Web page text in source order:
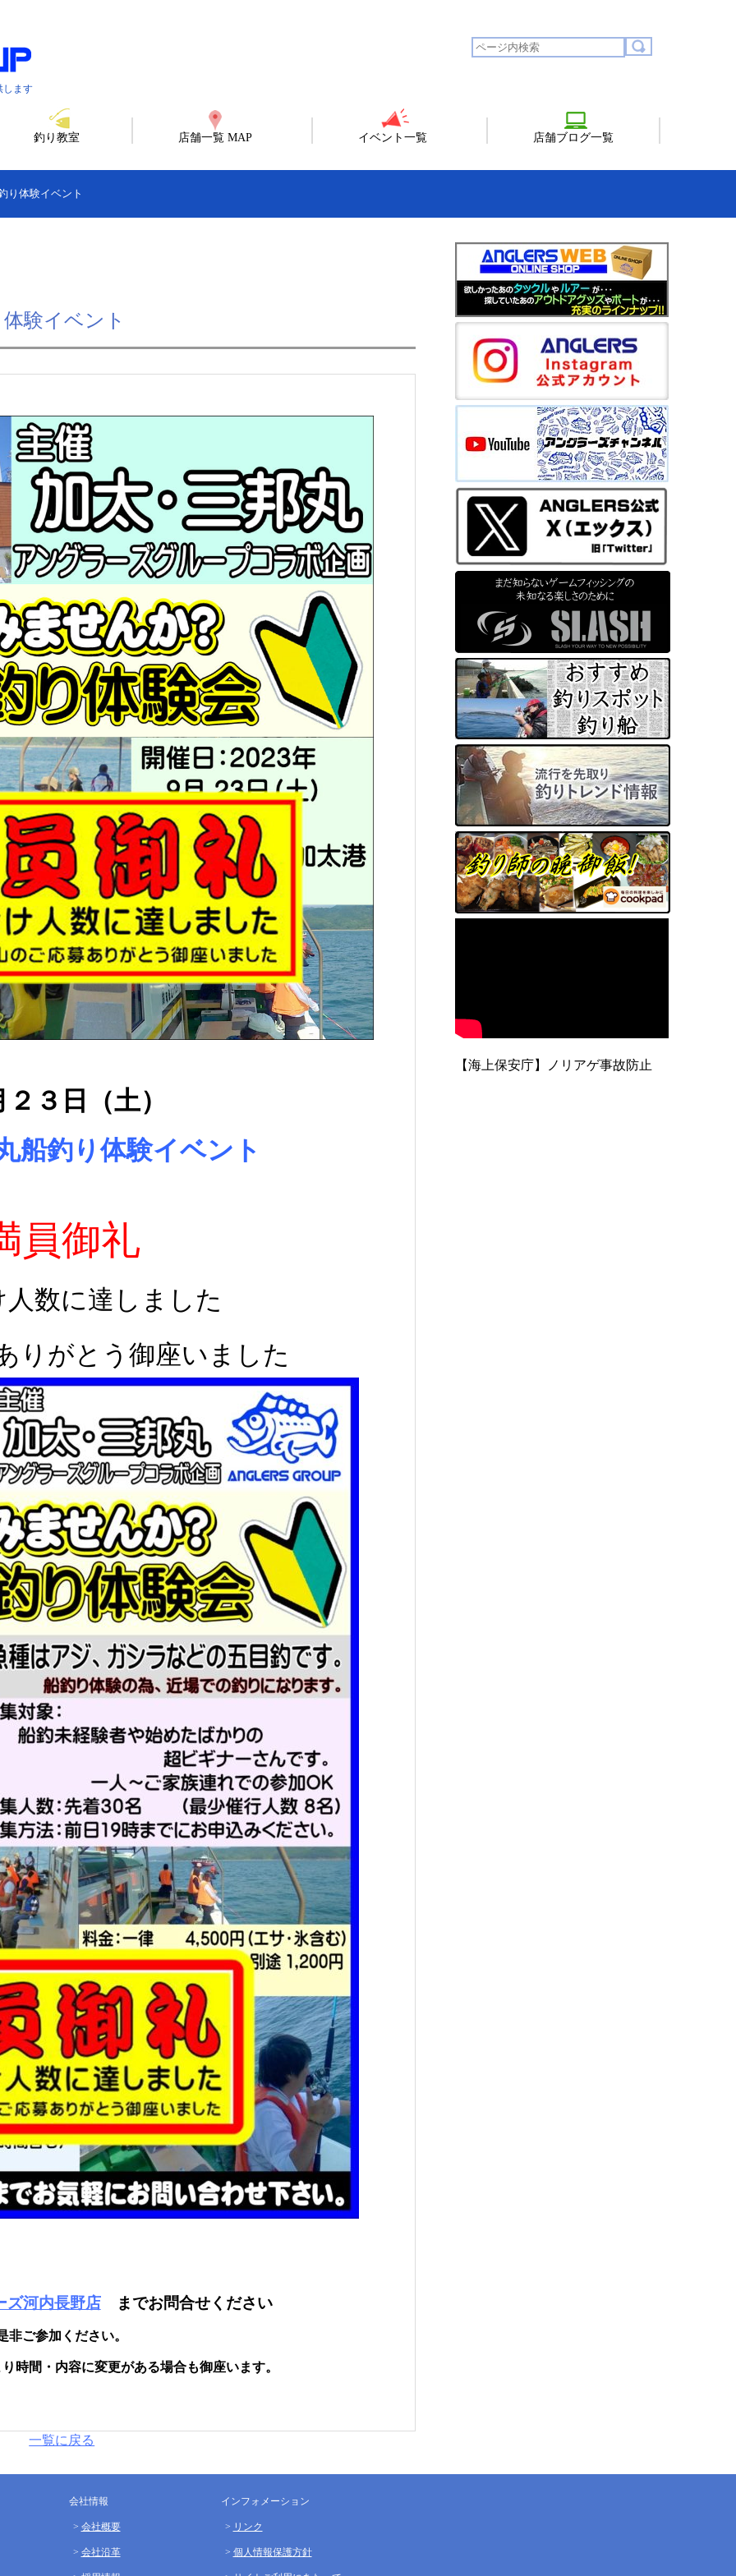
します
釣り教室 店舗一覧 MAP イベント一覧 店舗ブログ一覧
り体験イベント
験イベント
２３ 日（土）
船釣り体験イベント
員御礼
数に達しました
りがとう御座いました
ズ河内長野店までお問合せください
非ご参加ください。
時間・内容に変更がある場合も御座います。
一覧に戻る
【海上保安庁】ノリアゲ事故防止
会社情報
会社概要
会社沿革
インフォメーション
リンク
個人情報保護方針